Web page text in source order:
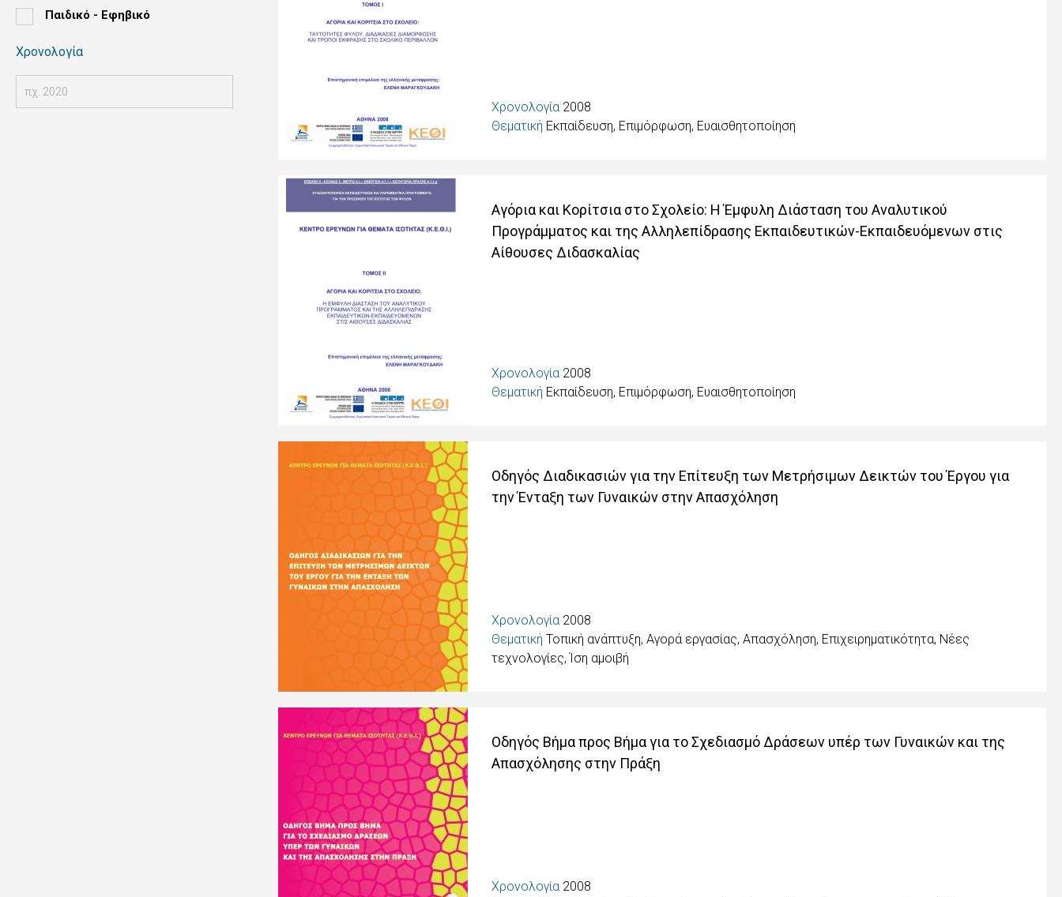
Παιδικό - Εφηβικό
Χρονολογία
Χρονολογία 2008
Θεματική Εκπαίδευση, Επιμόρφωση, Ευαισθητοποίηση
Αγόρια και Κορίτσια στο Σχολείο: Η Έμφυλη Διάσταση του Αναλυτικού
Προγράμματος και της Αλληλεπίδρασης Εκπαιδευτικών-Εκπαιδευόμενων στις
Αίθουσες Διδασκαλίας
Χρονολογία 2008
Θεματική Εκπαίδευση, Επιμόρφωση, Ευαισθητοποίηση
Οδηγός Διαδικασιών για την Επίτευξη των Μετρήσιμων Δεικτών του Έργου για
την Ένταξη των Γυναικών στην Απασχόληση
Χρονολογία 2008
ΘεματικήΤοπική ανάπτυξη, Αγορά εργασίας, Απασχόληση, Επιχειρηματικότητα, Νέες
τεχνολογίες, Ίση αμοιβή
Οδηγός Βήμα προς Βήμα για το Σχεδιασμό Δράσεων υπέρ των Γυναικών και της
Απασχόλησης στην Πράξη
Χρονολογία 2008